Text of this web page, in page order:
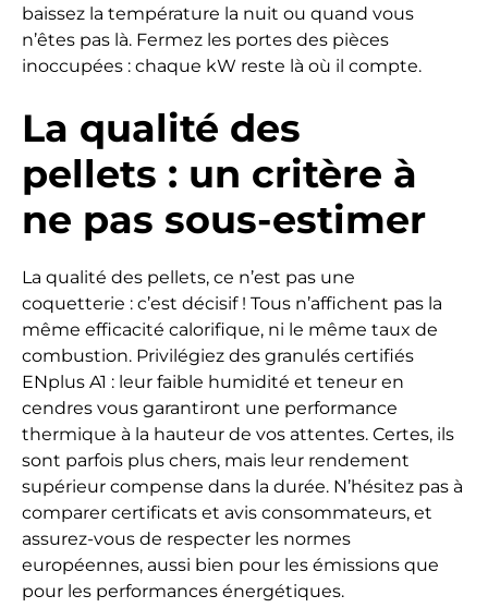
baissez la température la nuit ou quand vous
n’êtes pas là. Fermez les portes des pièces
inoccupées : chaque kW reste là où il compte.
La qualité des
pellets : un critère à
ne pas sous-estimer
La qualité des pellets, ce n’est pas une
coquetterie : c’est décisif ! Tous n’affichent pas la
même efficacité calorifique, ni le même taux de
combustion. Privilégiez des granulés certifiés
ENplus A1 : leur faible humidité et teneur en
cendres vous garantiront une performance
thermique à la hauteur de vos attentes. Certes, ils
sont parfois plus chers, mais leur rendement
supérieur compense dans la durée. N’hésitez pas à
comparer certificats et avis consommateurs, et
assurez-vous de respecter les normes
européennes, aussi bien pour les émissions que
pour les performances énergétiques.